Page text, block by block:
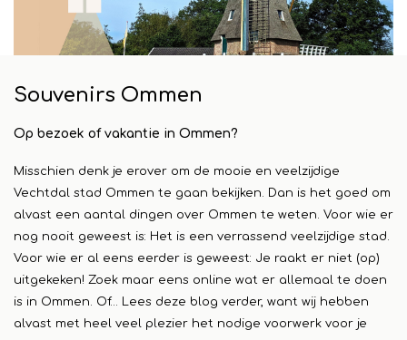
Souvenirs Ommen
Op bezoek of vakantie in Ommen?
Misschien denk je erover om de mooie en veelzijdige
Vechtdal stad Ommen te gaan bekijken. Dan is het goed om
alvast een aantal dingen over Ommen te weten. Voor wie er
nog nooit geweest is: Het is een verrassend veelzijdige stad.
Voor wie er al eens eerder is geweest: Je raakt er niet (op)
uitgekeken! Zoek maar eens online wat er allemaal te doen
is in Ommen. Of… Lees deze blog verder, want wij hebben
alvast met heel veel plezier het nodige voorwerk voor je